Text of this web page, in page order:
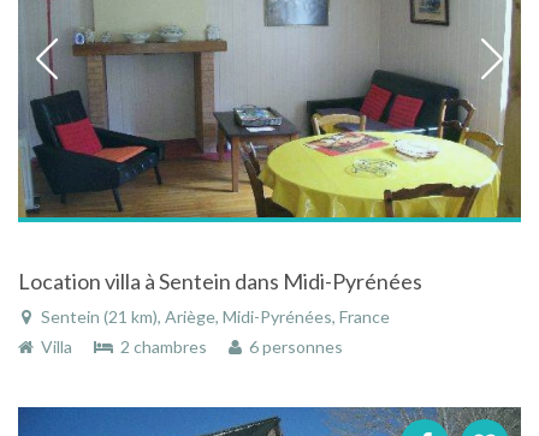
Location villa à Sentein dans Midi-Pyrénées
Sentein (21 km), Ariège, Midi-Pyrénées, France
Villa
2 chambres 6 personnes